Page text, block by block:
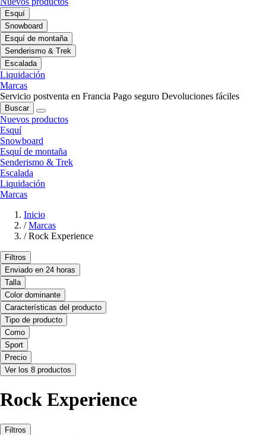
Esquí
Snowboard
Esquí de montaña
Senderismo & Trek
Escalada
Liquidación
Marcas
Servicio postventa en Francia Pago seguro Devoluciones fáciles
Buscar
Nuevos productos
Esquí
Snowboard
Esquí de montaña
Senderismo & Trek
Escalada
Liquidación
Marcas
Inicio
/ Marcas
/ Rock Experience
Filtros
Enviado en 24 horas
Talla
Color dominante
Características del producto
Tipo de producto
Como
Sport
Precio
Ver los 8 productos
Rock Experience
Filtros